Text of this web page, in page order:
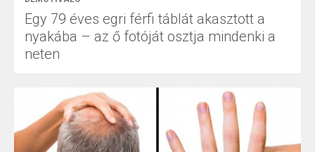
Egy 79 éves egri férfi táblát akasztott a
nyakába – az ő fotóját osztja mindenki a
neten